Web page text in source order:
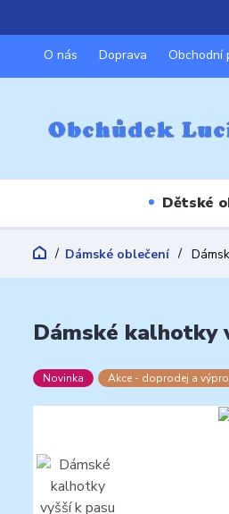
O nás Doprava Obchodní
Dětské
Dámské oblečení
Dámské kalhotky
Novinka Akce - doprodej a